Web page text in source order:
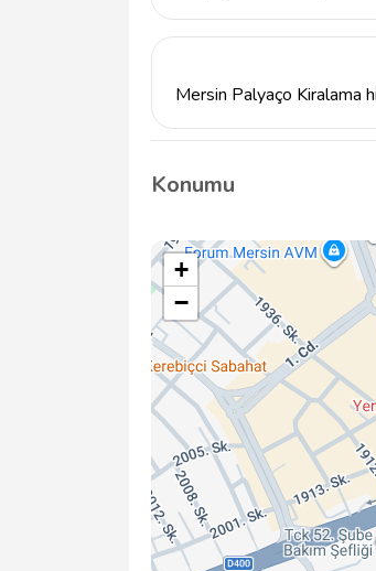
Mersin Palyaço Kiralama
Mersin Palyaço Kiralama
geniş bir organizasyon
Konumu
+
−